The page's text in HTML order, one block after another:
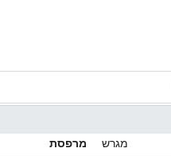
מגרש
מרפסת